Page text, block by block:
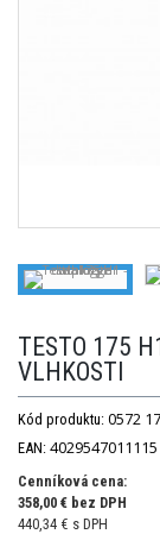
TESTO 175
VLHKOSTI
Kód produktu: 0572
EAN: 4029547011115
Cenníková cena:
358,00 € bez DPH
440,34 € s DPH